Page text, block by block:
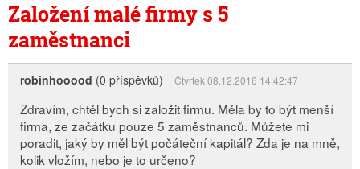
Založení malé firmy s 5
zaměstnanci
robinhooood (0 příspěvků) Čtvrtek 08.12.2016 14:42:47
Zdravím, chtěl bych si založit firmu. Měla by to být menší
firma, ze začátku pouze 5 zaměstnanců. Můžete mi
poradit, jaký by měl být počáteční kapitál? Zda je na mně,
kolik vložím, nebo je to určeno?